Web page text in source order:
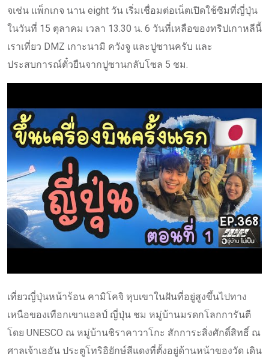
จเช่น แพ็กเกจ นาน eight วัน เริ่มเชื่อมต่อเน็ตเปิดใช้ซิมที่ญี่ปุ่น
ในวันที่ 15 ตุลาคม เวลา 13.30 น. 6 วันที่เหลือของทริปเกาหลีนี้
เราเที่ยว DMZ เกาะนามิ ควังจู และปูซานครับ และ
ประสบการณ์ตั๋วยืนจากปูซานกลับโซล 5 ชม.
เที่ยวญี่ปุ่นหน้าร้อน คามิโคจิ หุบเขาในฝันที่อยู่สูงขึ้นไปทาง
เหนือของเทือกเขาแอลป์ ญี่ปุ่น ชม หมู่บ้านมรดกโลกการันตี
โดย UNESCO ณ หมู่บ้านชิราคาวาโกะ สักการะสิ่งศักดิ์สิทธิ์ ณ
ศาลเจ้าเฮอัน ประตูโทริอิยักษ์สีแดงที่ตั้งอยู่ด้านหน้าของวัด เดิน